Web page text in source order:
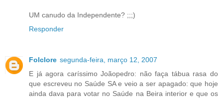
UM canudo da Independente? ;;;)
Responder
Folclore segunda-feira, março 12, 2007
E já agora caríssimo Joãopedro: não faça tábua rasa do
que escreveu no Saúde SA e veio a ser apagado: que hoje
ainda dava para votar no Saúde na Beira interior e que os